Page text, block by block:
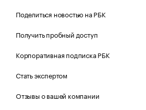
Поделиться новостью на РБК
Получить пробный доступ
Корпоративная подписка РБК
Стать экспертом
Отзывы о вашей компании